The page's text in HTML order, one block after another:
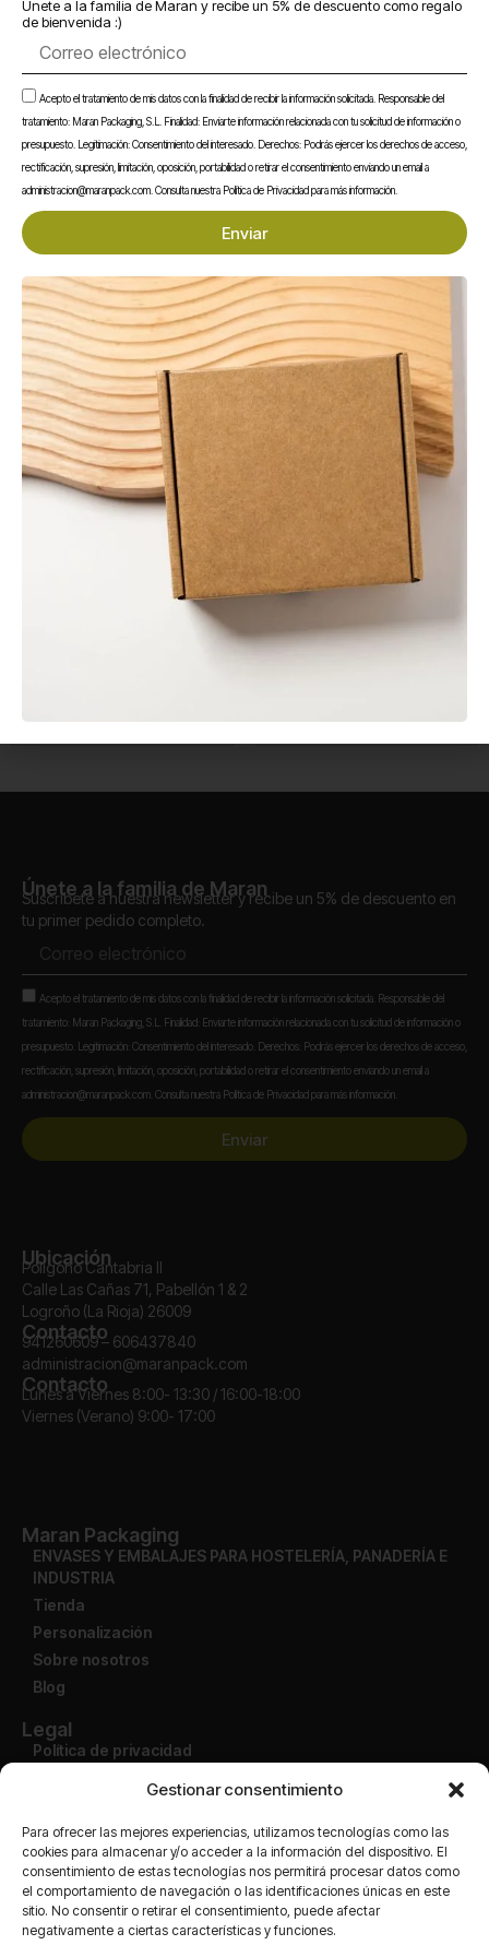
Gestionar consentimiento
Para ofrecer las mejores experiencias, utilizamos tecnologías como las
cookies para almacenar y/o acceder a la información del dispositivo. El
consentimiento de estas tecnologías nos permitirá procesar datos como
el comportamiento de navegación o las identificaciones únicas en este
sitio. No consentir o retirar el consentimiento, puede afectar
negativamente a ciertas características y funciones.
Te puede interesar...
En stock
Envase Sándwich Kraft
con Ventana
0,20€ Sin IVA
En stock
Agitador de Madera
Enfundado 140 mm
0,01 Sin IVA
Sin IVA
En stock
Sin IVA
Únete a la familia de Maran
Suscríbete a nuestra newsletter y recibe un 5% de descuento en
tu primer pedido completo.
electrónico
Aceptación
Acepto el tratamiento de mis datos con la finalidad de recibir la información solicitada. Responsable del
tratamiento: Maran Packaging, S.L. Finalidad: Enviarte información relacionada con tu solicitud de información o
presupuesto. Legitimación: Consentimiento del interesado. Derechos: Podrás ejercer los derechos de acceso,
rectificación, supresión, limitación, oposición, portabilidad o retirar el consentimiento enviando un email a
administracion@maranpack.com. Consulta nuestra Política de Privacidad para más información.
Enviar
Ubicación
Polígono Cantabria II
Calle Las Cañas 71, Pabellón 1 & 2
Logroño (La Rioja) 26009
Contacto
941260609 – 606437840
administracion@maranpack.com
Contacto
Lunes a Viernes 8:00- 13:30 / 16:00-18:00
Viernes (Verano) 9:00- 17:00
Maran Packaging
ENVASES Y EMBALAJES PARA HOSTELERÍA, PANADERÍA E
INDUSTRIA
Tienda
Personalización
Sobre nosotros
Blog
Legal
Política de privacidad
Política de devolución
Cuenta
Mi cuenta
Finalizar compra
Únete a la familia de Maran y recibe un 5% de descuento como regalo
de bienvenida :)
electrónico
Aceptación
Acepto el tratamiento de mis datos con la finalidad de recibir la información solicitada. Responsable del
tratamiento: Maran Packaging, S.L. Finalidad: Enviarte información relacionada con tu solicitud de información o
presupuesto. Legitimación: Consentimiento del interesado. Derechos: Podrás ejercer los derechos de acceso,
rectificación, supresión, limitación, oposición, portabilidad o retirar el consentimiento enviando un email a
administracion@maranpack.com. Consulta nuestra Política de Privacidad para más información.
Enviar